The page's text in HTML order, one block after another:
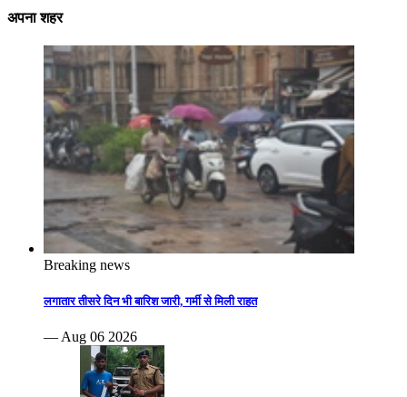
अपना शहर
Breaking news
लगातार तीसरे दिन भी बारिश जारी, गर्मी से मिली राहत
— Aug 06 2026